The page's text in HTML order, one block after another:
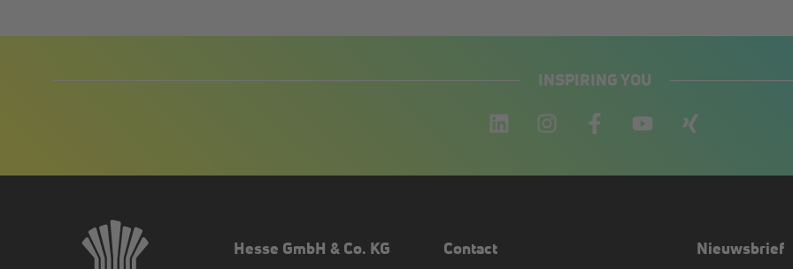
INSPIRING YOU
Hesse GmbH & Co. KG Contact Nieuwsbrief